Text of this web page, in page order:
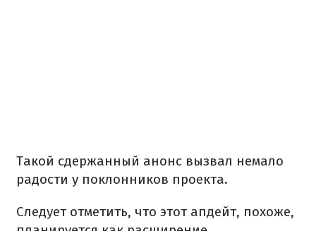
Такой сдержанный анонс вызвал немало
радости у поклонников проекта.
Следует отметить, что этот апдейт, похоже,